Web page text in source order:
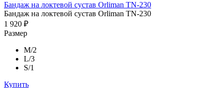
Бандаж на локтевой сустав Orliman TN-230
Бандаж на локтевой сустав Orliman TN-230
1 920 ₽
Размер
M/2
L/3
S/1
Купить